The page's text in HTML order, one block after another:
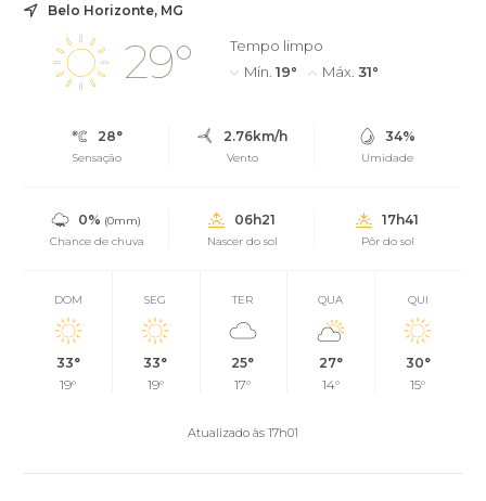
Belo Horizonte, MG
29°
Tempo limpo
Mín. 19° Máx. 31°
28°
Sensação
2.76km/h
Vento
34%
Umidade
0% (0mm)
Chance de chuva
06h21
Nascer do sol
17h41
Pôr do sol
DOM
33°
19°
SEG
33°
19°
TER
25°
17°
QUA
27°
14°
QUI
30°
15°
Atualizado às 17h01